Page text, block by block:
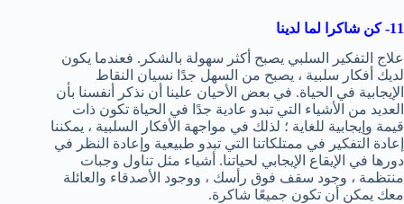
11- كن شاكرا لما لدينا
علاج التفكير السلبي يصبح أكثر سهولة بالشكر. فعندما يكون
لديك أفكار سلبية ، يصبح من السهل جدًا نسيان النقاط
الإيجابية في الحياة. في بعض الأحيان علينا أن نذكر أنفسنا بأن
العديد من الأشياء التي تبدو عادية جدًا في الحياة تكون ذات
قيمة وإيجابية للغاية ؛ لذلك في مواجهة الأفكار السلبية ، يمكننا
إعادة التفكير في ممتلكاتنا التي تبدو طبيعية وإعادة النظر في
دورها في الإيقاع الإيجابي لحياتنا. أشياء مثل تناول وجبات
منتظمة ، وجود سقف فوق رأسك ، ووجود الأصدقاء والعائلة
معك يمكن أن تكون جميعًا شاكرة.